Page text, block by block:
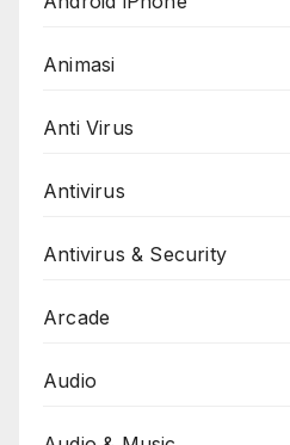
Animasi
Anti Virus
Antivirus
Antivirus & Security
Arcade
Audio